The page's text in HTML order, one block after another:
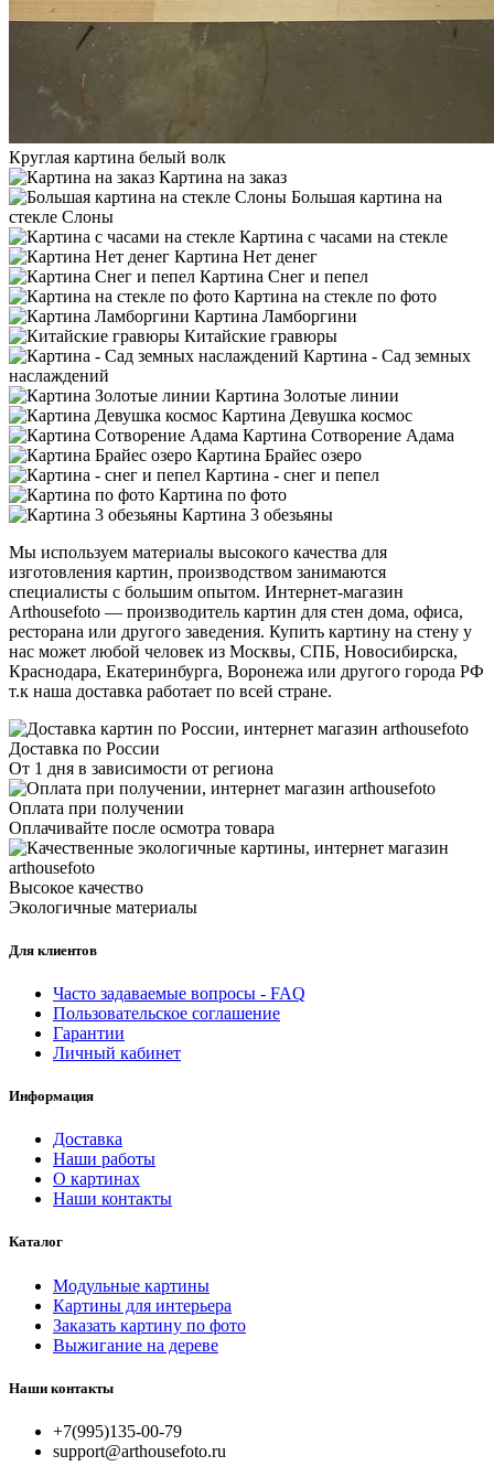
Круглая картина белый волк
Картина на заказ
Большая картина на
стекле Слоны
Картина с часами на стекле
Картина Нет денег
Картина Снег и пепел
Картина на стекле по фото
Картина Ламборгини
Китайские гравюры
Картина - Сад земных
наслаждений
Картина Золотые линии
Картина Девушка космос
Картина Сотворение Адама
Картина Брайес озеро
Картина - снег и пепел
Картина по фото
Картина 3 обезьяны
Мы используем материалы высокого качества для
изготовления картин, производством занимаются
специалисты с большим опытом. Интернет-магазин
Arthousefoto — производитель картин для стен дома, офиса,
ресторана или другого заведения. Купить картину на стену у
нас может любой человек из Москвы, СПБ, Новосибирска,
Краснодара, Екатеринбурга, Воронежа или другого города РФ
т.к наша доставка работает по всей стране.
Доставка по России
От 1 дня в зависимости от региона
Оплата при получении
Оплачивайте после осмотра товара
Высокое качество
Экологичные материалы
Для клиентов
Часто задаваемые вопросы - FAQ
Пользовательское соглашение
Гарантии
Личный кабинет
Информация
Доставка
Наши работы
О картинах
Наши контакты
Каталог
Модульные картины
Картины для интерьера
Заказать картину по фото
Выжигание на дереве
Наши контакты
+7(995)135-00-79
support@arthousefoto.ru